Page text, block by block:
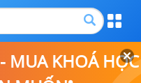
MUA KHOÁ HỌC